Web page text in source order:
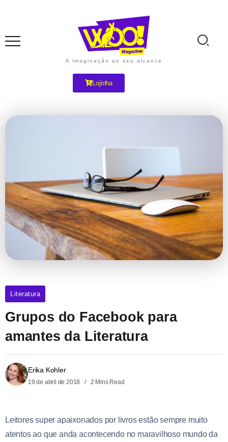
A imaginação ao seu alcance
Lojinha
Literatura
Grupos do Facebook para
amantes da Literatura
Erika Kohler
19 de abril de 2018 2 Mins Read
Leitores super apaixonados por livros estão sempre muito
atentos ao que anda acontecendo no maravilhoso mundo da